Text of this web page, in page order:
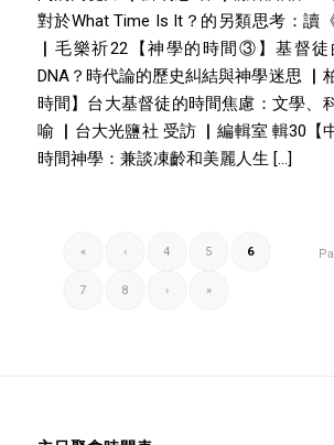
對於What Time Is It？的另類思考：讀
▏毛樂祈22【神學的時間③】基督徒
DNA？時代論的歷史糾結與神學迷思 ▏
時間】台大基督徒的時間焦慮：文學、
喻 ▏台大光鹽社 受訪 ▏編輯室 輯30【
時間神學：兼談凍齡和美麗人生 […]
« ‹ 4 5 6
7 8 › »